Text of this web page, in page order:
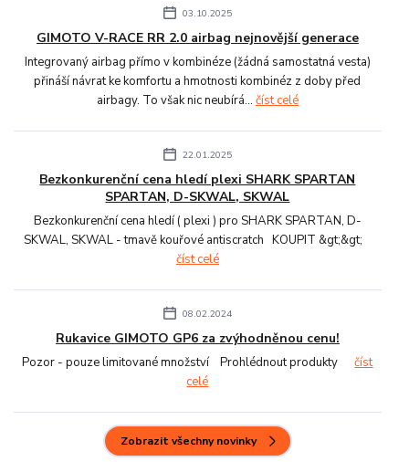
03.10.2025
GIMOTO V-RACE RR 2.0 airbag nejnovější generace
Integrovaný airbag přímo v kombinéze (žádná samostatná vesta)
přináší návrat ke komfortu a hmotnosti kombinéz z doby před
airbagy. To však nic neubírá... číst celé
22.01.2025
Bezkonkurenční cena hledí plexi SHARK SPARTAN
SPARTAN, D-SKWAL, SKWAL
Bezkonkurenční cena hledí ( plexi ) pro SHARK SPARTAN, D-
SKWAL, SKWAL - tmavě kouřové antiscratch KOUPIT &gt;&gt;
číst celé
08.02.2024
Rukavice GIMOTO GP6 za zvýhodněnou cenu!
Pozor - pouze limitované množství Prohlédnout produktyčíst
celé
Zobrazit všechny novinky